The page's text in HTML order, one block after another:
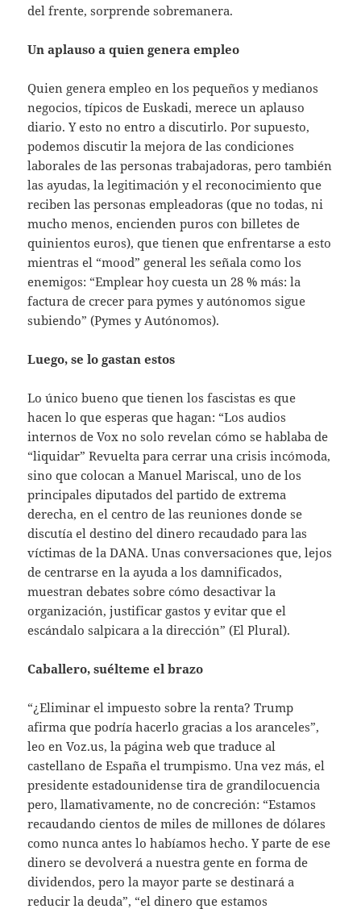
del frente, sorprende sobremanera.
Un aplauso a quien genera empleo
Quien genera empleo en los pequeños y medianos
negocios, típicos de Euskadi, merece un aplauso
diario. Y esto no entro a discutirlo. Por supuesto,
podemos discutir la mejora de las condiciones
laborales de las personas trabajadoras, pero también
las ayudas, la legitimación y el reconocimiento que
reciben las personas empleadoras (que no todas, ni
mucho menos, encienden puros con billetes de
quinientos euros), que tienen que enfrentarse a esto
mientras el “mood” general les señala como los
enemigos: “Emplear hoy cuesta un 28 % más: la
factura de crecer para pymes y autónomos sigue
subiendo” (Pymes y Autónomos).
Luego, se lo gastan estos
Lo único bueno que tienen los fascistas es que
hacen lo que esperas que hagan: “Los audios
internos de Vox no solo revelan cómo se hablaba de
“liquidar” Revuelta para cerrar una crisis incómoda,
sino que colocan a Manuel Mariscal, uno de los
principales diputados del partido de extrema
derecha, en el centro de las reuniones donde se
discutía el destino del dinero recaudado para las
víctimas de la DANA. Unas conversaciones que, lejos
de centrarse en la ayuda a los damnificados,
muestran debates sobre cómo desactivar la
organización, justificar gastos y evitar que el
escándalo salpicara a la dirección” (El Plural).
Caballero, suélteme el brazo
“¿Eliminar el impuesto sobre la renta? Trump
afirma que podría hacerlo gracias a los aranceles”,
leo en Voz.us, la página web que traduce al
castellano de España el trumpismo. Una vez más, el
presidente estadounidense tira de grandilocuencia
pero, llamativamente, no de concreción: “Estamos
recaudando cientos de miles de millones de dólares
como nunca antes lo habíamos hecho. Y parte de ese
dinero se devolverá a nuestra gente en forma de
dividendos, pero la mayor parte se destinará a
reducir la deuda”, “el dinero que estamos